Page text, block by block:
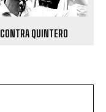
CONTRA QUINTERO